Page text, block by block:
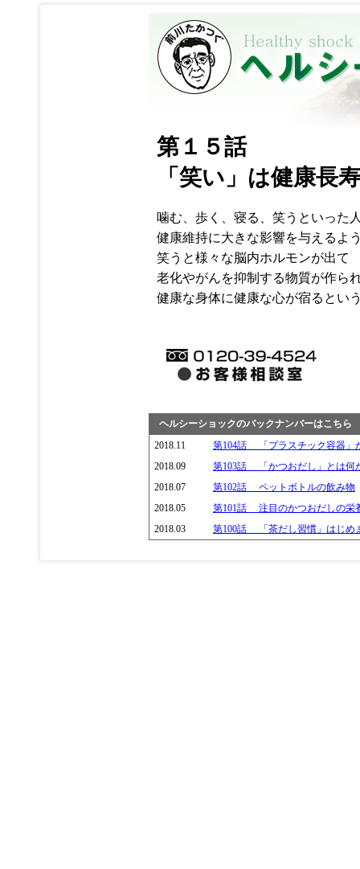
第１５話
「笑い」は健康長
噛む、歩く、寝る、笑うといった
健康維持に大きな影響を与えるよ
笑うと様々な脳内ホルモンが出て
老化やがんを抑制する物質が作ら
健康な身体に健康な心が宿るとい
ヘルシーショックのバックナンバーはこちら